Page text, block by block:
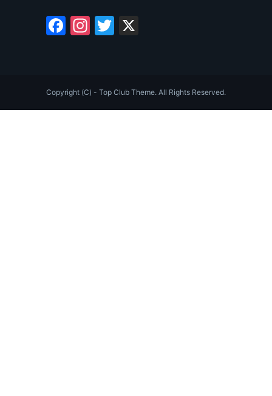
Facebook
Instagram
Twitter
Copyright (C) - Top Club Theme. All Rights Reserved.